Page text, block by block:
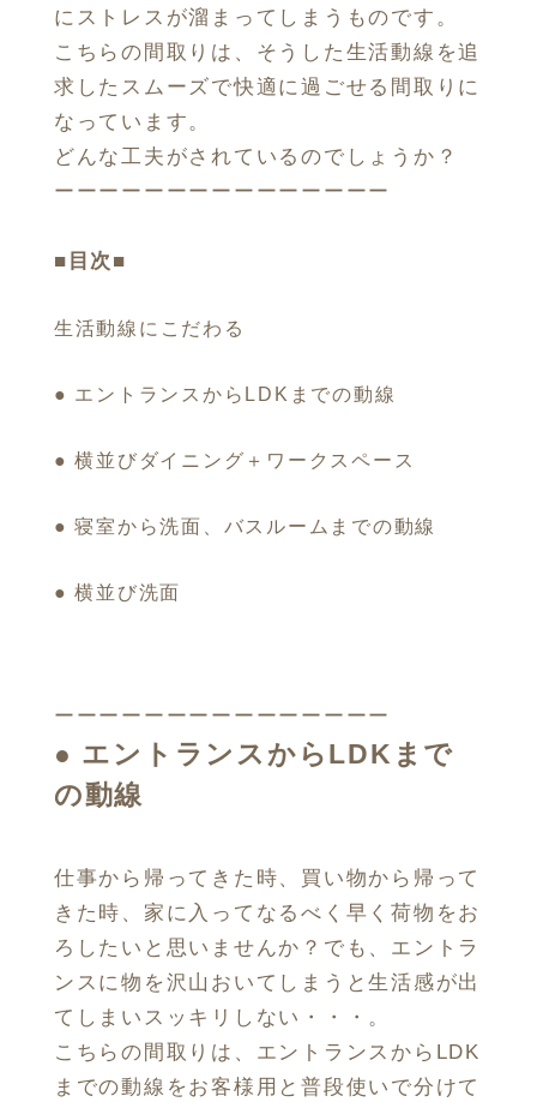
にストレスが溜まってしまうものです。
こちらの間取りは、そうした生活動線を追
求したスムーズで快適に過ごせる間取りに
なっています。
どんな工夫がされているのでしょうか？
ーーーーーーーーーーーーーーー
■目次■
生活動線にこだわる
● エントランスからLDKまでの動線
● 横並びダイニング＋ワークスペース
● 寝室から洗面、バスルームまでの動線
● 横並び洗面
ーーーーーーーーーーーーーーー
● エントランスからLDKまで
の動線
仕事から帰ってきた時、買い物から帰って
きた時、家に入ってなるべく早く荷物をお
ろしたいと思いませんか？でも、エントラ
ンスに物を沢山おいてしまうと生活感が出
てしまいスッキリしない・・・。
こちらの間取りは、エントランスからLDK
までの動線をお客様用と普段使いで分けて